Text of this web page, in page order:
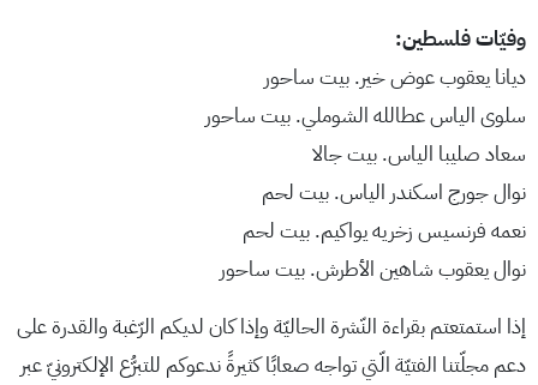
وفيّات فلسطين:
ديانا يعقوب عوض خير. بيت ساحور
سلوى الياس عطالله الشوملي. بيت ساحور
سعاد صليبا الياس. بيت جالا
نوال جورج اسكندر الياس. بيت لحم
نعمه فرنسيس زخريه يواكيم. بيت لحم
نوال يعقوب شاهين الأطرش. بيت ساحور
إذا استمتعتم بقراءة النّشرة الحاليّة وإذا كان لديكم الرّغبة والقدرة على
دعم مجلّتنا الفتيّة الّتي تواجه صعابًا كثيرةً ندعوكم للتبرُّع الإلكترونيّ عبر